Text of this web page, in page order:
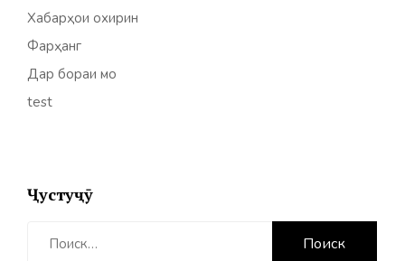
Хабарҳои охирин
Фарҳанг
Дар бораи мо
test
Ҷустуҷӯ